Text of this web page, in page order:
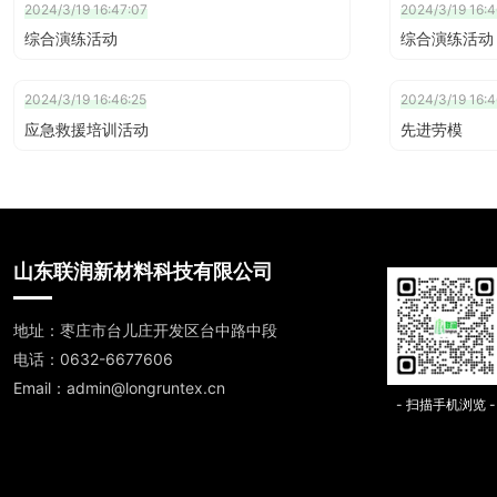
2024/3/19 16:47:07
综合演练活动
2024/3/19
综合演练活
2024/3/19 16:46:25
应急救援培训活动
2024/3/19
先进劳模
山东联润新材料科技有限公司
地址：枣庄市台儿庄开发区台中路中段
电话：0632-6677606
Email：admin@longruntex.cn
- 扫描手机浏览 -